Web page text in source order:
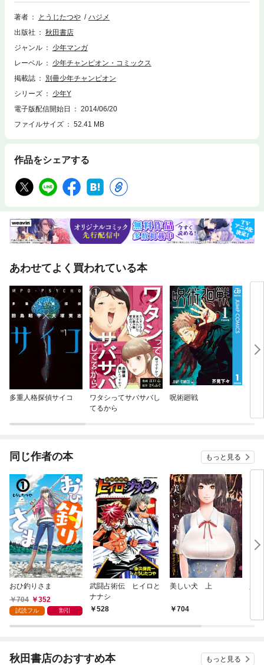
著者 とうじたつや
ハジメ
出版社
秋田書店
ジャンル
少年マンガ
レーベル
少年チャンピオン・コミックス
掲載誌
別冊少年チャンピオン
シリーズ
少年Y
電子版配信開始日
2014/06/20
ファイルサイズ
52.41 MB
作品をシェアする
あわせてよく買われている本
多重人格探偵サイコ
ワタシってサバサバし
てるから
呪術廻戦
同じ作者の本 もっと見る
おひ釣りさま
704
352
試読フル 割引
武闘占術伝 ヒイロと
ナナシ
528
美しい犬 上
704
秋田書店のおすすめ本 もっと見る